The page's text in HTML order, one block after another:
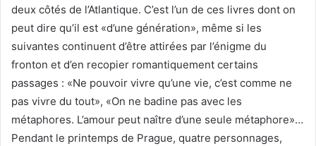
deux côtés de l’Atlantique. C’est l’un de ces livres dont on
peut dire qu’il est «d’une génération», même si les
suivantes continuent d’être attirées par l’énigme du
fronton et d’en recopier romantiquement certains
passages : «Ne pouvoir vivre qu’une vie, c’est comme ne
pas vivre du tout», «On ne badine pas avec les
métaphores. L’amour peut naître d’une seule métaphore»…
Pendant le printemps de Prague, quatre personnages,